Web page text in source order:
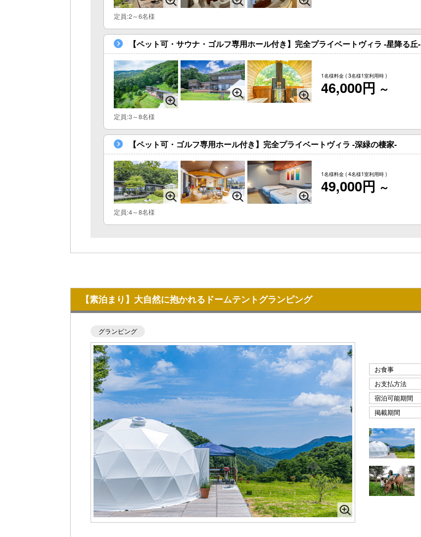
定員:2～6名様
【ペット可・サウナ・ゴルフ専用ホール付き】完全プライベートヴィラ -星降る丘-
1名様料金 ( 3名様1室利用時 )
46,000円 ～
定員:3～8名様
【ペット可・ゴルフ専用ホール付き】完全プライベートヴィラ -深緑の棲家-
1名様料金 ( 4名様1室利用時 )
49,000円 ～
定員:4～8名様
【素泊まり】大自然に抱かれるドームテントグランピング
グランピング
お食事
お支払方法
宿泊可能期間
掲載期間